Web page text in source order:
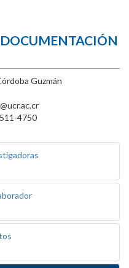
Guzmán
4750